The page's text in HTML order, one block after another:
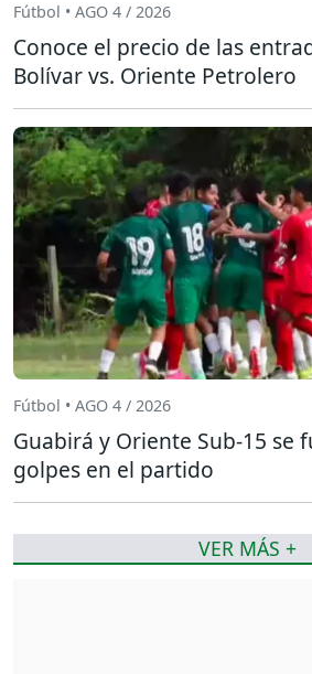
Fútbol • AGO 4 / 2026
Conoce el precio de las
Bolívar vs. Oriente Petrolero
Fútbol • AGO 4 / 2026
Guabirá y Oriente Sub-15 se
golpes en el partido
VER MÁS +